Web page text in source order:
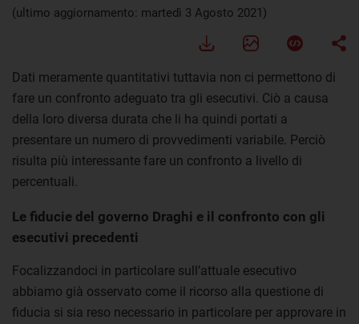
(ultimo aggiornamento: martedì 3 Agosto 2021)
Dati meramente quantitativi tuttavia non ci permettono di
fare un confronto adeguato tra gli esecutivi. Ciò a causa
della loro diversa durata che li ha quindi portati a
presentare un numero di provvedimenti variabile. Perciò
risulta più interessante fare un confronto a livello di
percentuali.
Le fiducie del governo Draghi e il confronto con gli
esecutivi precedenti
Focalizzandoci in particolare sull’attuale esecutivo
abbiamo già osservato come il ricorso alla questione di
fiducia si sia reso necessario in particolare per approvare in